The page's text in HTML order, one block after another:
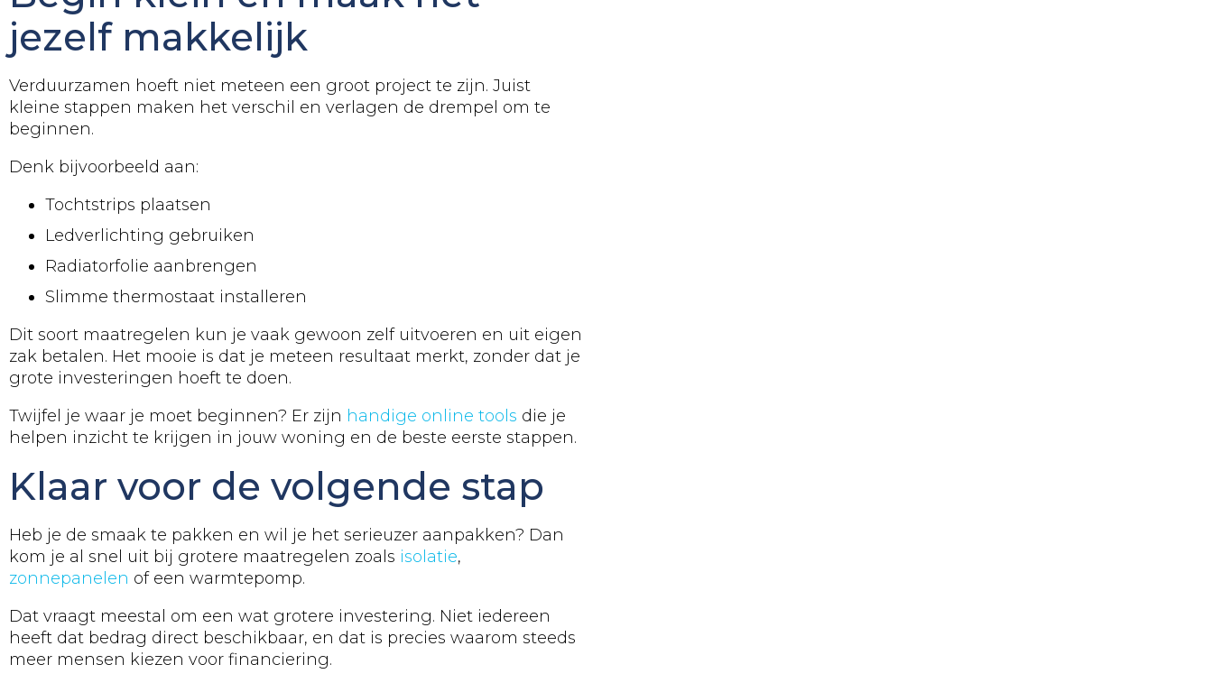
jezelf makkelijk
Verduurzamen hoeft niet meteen een groot project te zijn. Juist
kleine stappen maken het verschil en verlagen de drempel om te
beginnen.
Denk bijvoorbeeld aan:
Tochtstrips plaatsen
Ledverlichting gebruiken
Radiatorfolie aanbrengen
Slimme thermostaat installeren
Dit soort maatregelen kun je vaak gewoon zelf uitvoeren en uit eigen
zak betalen. Het mooie is dat je meteen resultaat merkt, zonder dat je
grote investeringen hoeft te doen.
Twijfel je waar je moet beginnen? Er zijn handige online tools die je
helpen inzicht te krijgen in jouw woning en de beste eerste stappen.
Klaar voor de volgende stap
Heb je de smaak te pakken en wil je het serieuzer aanpakken? Dan
kom je al snel uit bij grotere maatregelen zoals isolatie,
zonnepanelen of een warmtepomp.
Dat vraagt meestal om een wat grotere investering. Niet iedereen
heeft dat bedrag direct beschikbaar, en dat is precies waarom steeds
meer mensen kiezen voor financiering.